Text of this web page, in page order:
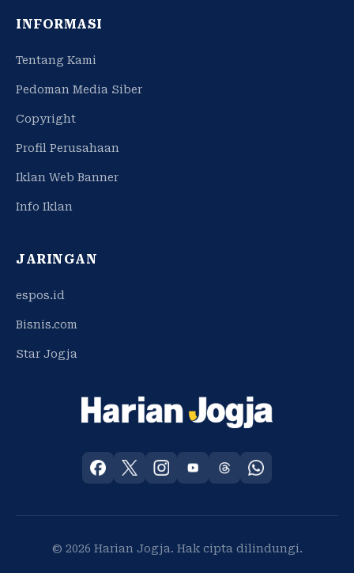
INFORMASI
Tentang Kami
Pedoman Media Siber
Copyright
Profil Perusahaan
Iklan Web Banner
Info Iklan
JARINGAN
espos.id
Bisnis.com
Star Jogja
© 2026 Harian Jogja. Hak cipta dilindungi.